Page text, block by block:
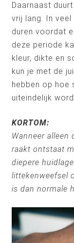
Daarnaast
vrij lang. In
duren voordat
deze periode
kleur, dikte en
kun je met de
hebben op hoe
uiteindelijk
KORTOM:
Wanneer alleen
raakt ontstaat
diepere
littekenweefsel
is dan normale